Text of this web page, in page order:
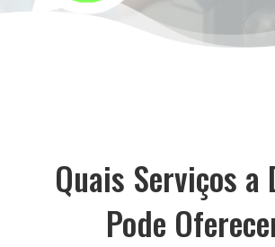
Quais Serviços a
Pode